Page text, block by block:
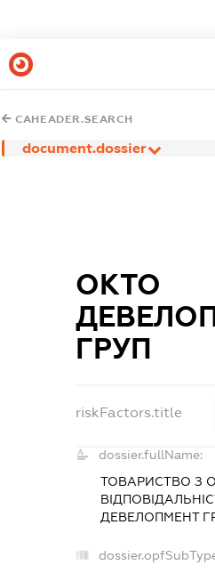
CAHEADER.SEARCH
document.dossier
ОКТО
ГРУП
riskFactors.title
dossier.fullName:
ТОВАРИСТВО З
ДЕВЕЛОПМЕНТ